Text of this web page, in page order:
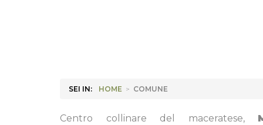
SEI IN: HOME > COMUNE
Centro collinare del maceratese,